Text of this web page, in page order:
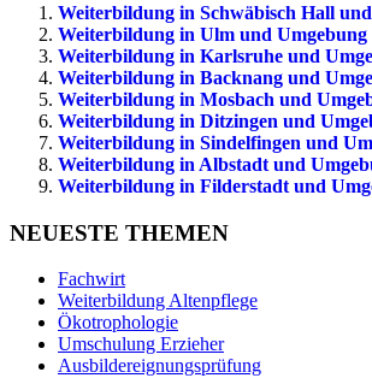
Weiterbildung in Schwäbisch Hall
Weiterbildung in Ulm und Umgebung
Weiterbildung in Karlsruhe und
Weiterbildung in Backnang und
Weiterbildung in Mosbach und
Weiterbildung in Ditzingen und
Weiterbildung in Sindelfingen und
Weiterbildung in Albstadt und
Weiterbildung in Filderstadt und
NEUESTE THEMEN
Fachwirt
Weiterbildung Altenpflege
Ökotrophologie
Umschulung Erzieher
Ausbildereignungsprüfung